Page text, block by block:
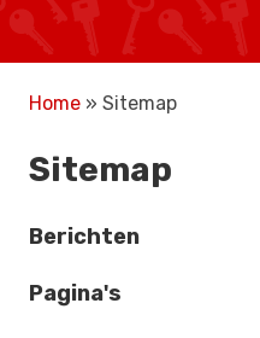
Home »Sitemap
Sitemap
Berichten
Pagina's